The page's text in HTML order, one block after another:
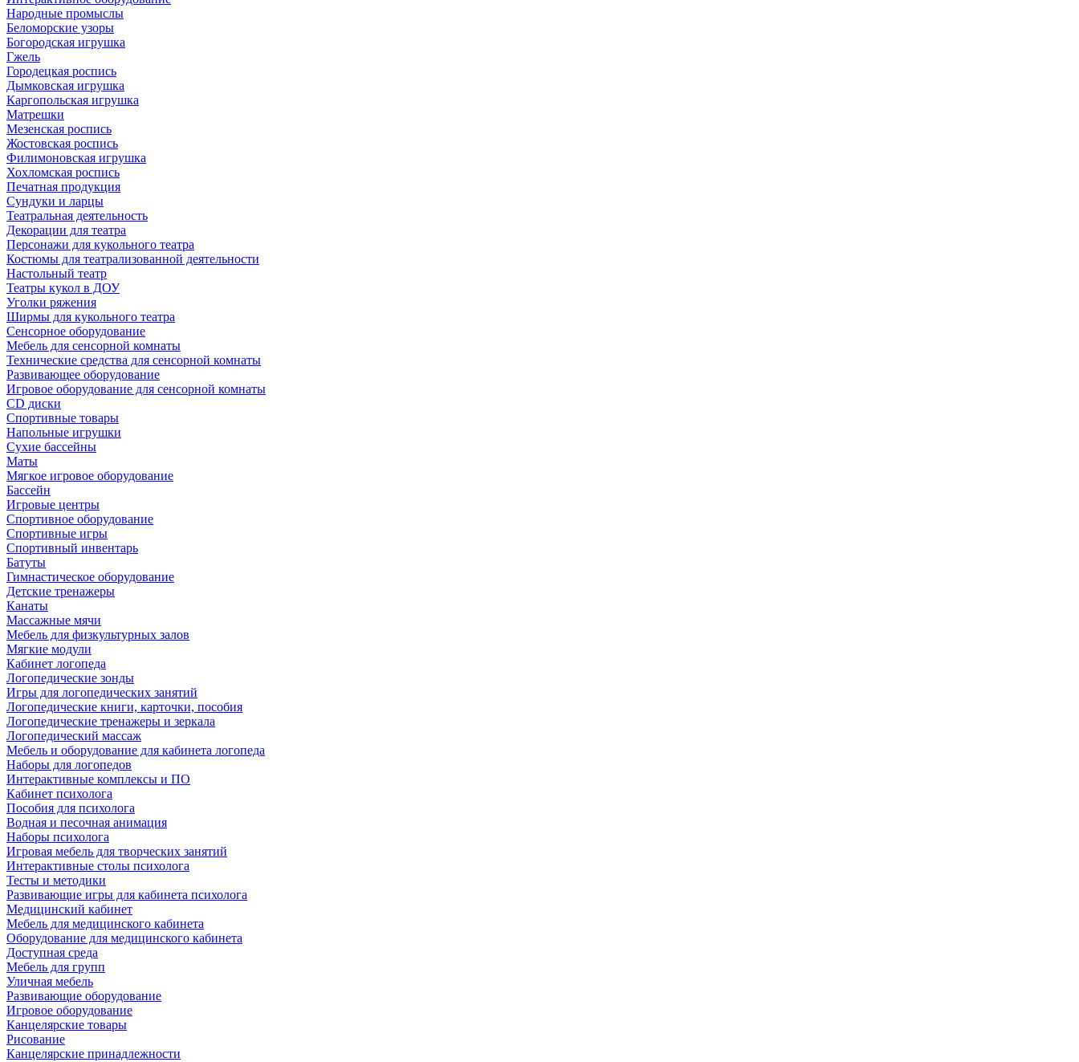
Народные промыслы
Беломорские узоры
Богородская игрушка
Гжель
Городецкая роспись
Дымковская игрушка
Каргопольская игрушка
Матрешки
Мезенская роспись
Жостовская роспись
Филимоновская игрушка
Хохломская роспись
Печатная продукция
Сундуки и ларцы
Театральная деятельность
Декорации для театра
Персонажи для кукольного театра
Костюмы для театрализованной деятельности
Настольный театр
Театры кукол в ДОУ
Уголки ряжения
Ширмы для кукольного театра
Сенсорное оборудование
Мебель для сенсорной комнаты
Технические средства для сенсорной комнаты
Развивающее оборудование
Игровое оборудование для сенсорной комнаты
CD диски
Спортивные товары
Напольные игрушки
Сухие бассейны
Маты
Мягкое игровое оборудование
Бассейн
Игровые центры
Спортивное оборудование
Спортивные игры
Спортивный инвентарь
Батуты
Гимнастическое оборудование
Детские тренажеры
Канаты
Массажные мячи
Мебель для физкультурных залов
Мягкие модули
Кабинет логопеда
Логопедические зонды
Игры для логопедических занятий
Логопедические книги, карточки, пособия
Логопедические тренажеры и зеркала
Логопедический массаж
Мебель и оборудование для кабинета логопеда
Наборы для логопедов
Интерактивные комплексы и ПО
Кабинет психолога
Пособия для психолога
Водная и песочная анимация
Наборы психолога
Игровая мебель для творческих занятий
Интерактивные столы психолога
Тесты и методики
Развивающие игры для кабинета психолога
Медицинский кабинет
Мебель для медицинского кабинета
Оборудование для медицинского кабинета
Доступная среда
Мебель для групп
Уличная мебель
Развивающие оборудование
Игровое оборудование
Канцелярские товары
Рисование
Канцелярские принадлежности